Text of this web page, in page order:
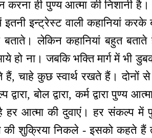
ही पुण्य आत्मा की निशानी है।
इन्ट्रेस्ट वाली कहानियां करके
बताते। लेकिन कहानियां बहुत
हो ना। जबकि भक्ति मार्ग में भी
चाहे कुछ स्वार्थ रखते हैं। दोनों
बोल द्वारा, कर्म द्वारा पुण्य
हर आत्मा की दुवाएं। हर संकल्प में
की शुक्रिया निकले - इसको कहते हैं